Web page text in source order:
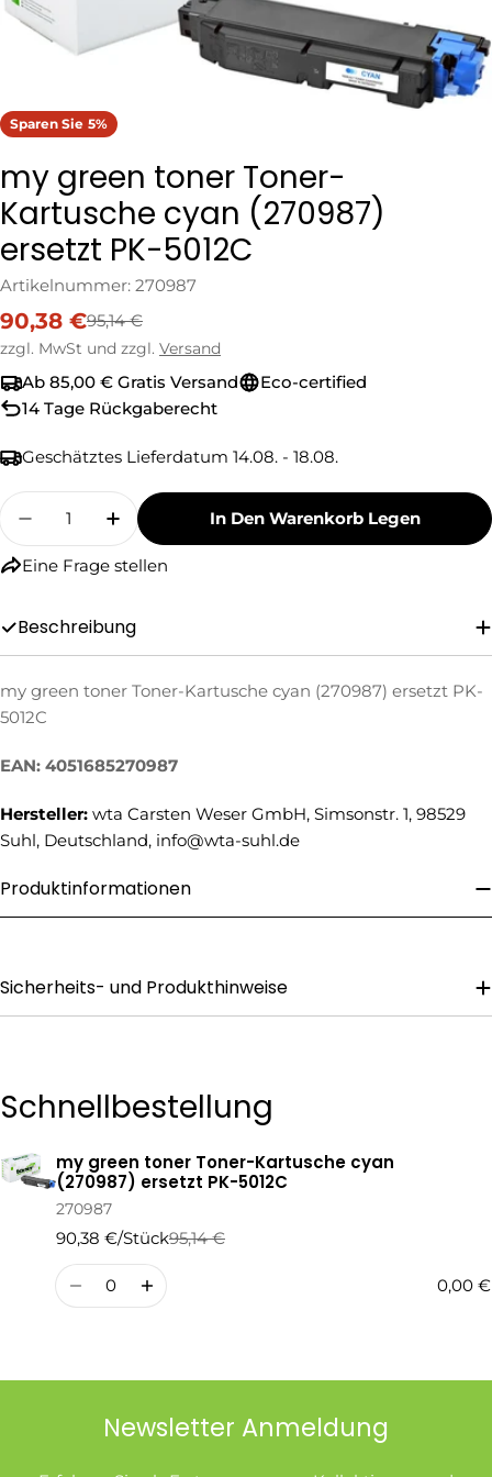
Sparen Sie 5%
my green toner Toner-
Kartusche cyan (270987)
ersetzt PK-5012C
Artikelnummer: 270987
Verkaufspreis
90,38 €
Regulärer
Preis
95,14 €
zzgl. MwSt und zzgl. Versand
Ab 85,00 € Gratis Versand
Eco-certified
14 Tage Rückgaberecht
Geschätztes Lieferdatum 14.08. - 18.08.
Menge
Menge Für My Green Toner Toner-
Menge Für My Green Toner Toner-
In Den Warenkorb Legen
Eine Frage stellen
Ihr
Ihre
E-
Ihre
Telefonnummer
Frage Senden
Beschreibung
my green toner Toner-Kartusche cyan (270987) ersetzt PK-
5012C
EAN: 4051685270987
Hersteller: wta Carsten Weser GmbH, Simsonstr. 1, 98529
Suhl, Deutschland, info@wta-suhl.de
Produktinformationen
Sicherheits- und Produkthinweise
Schnellbestellung
Ihr
Warenkorb
my green toner Toner-Kartusche cyan
(270987) ersetzt PK-5012C
270987
90,38 €/Stück
Regulärer
Preis
95,14 €
Verkaufspreis
Menge
0,00 €
Newsletter Anmeldung